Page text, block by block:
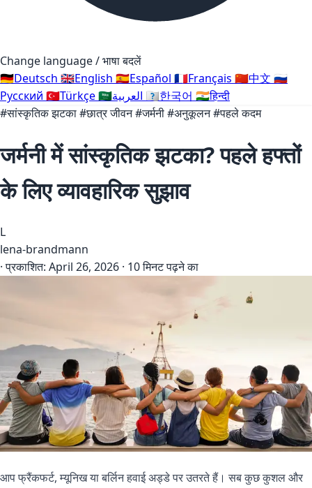
Change language / भाषा बदलें
🇩🇪Deutsch 🇬🇧English 🇪🇸Español 🇫🇷Français 🇨🇳中文 🇷🇺
Русский 🇹🇷Türkçe🇸🇦 🇰🇷한국어 🇮🇳हिन्दी
#सांस्कृतिक झटका#छात्र जीवन#जर्मनी#अनुकूलन#पहले कदम
जर्मनी में सांस्कृतिक झटका? पहले हफ्तों
के लिए व्यावहारिक सुझाव
L
lena-brandmann
· प्रकाशित: April 26, 2026 · 10 मिनट पढ़ने का
आप फ्रैंकफर्ट, म्यूनिख या बर्लिन हवाई अड्डे पर उतरते हैं। सब कुछ कुशल और